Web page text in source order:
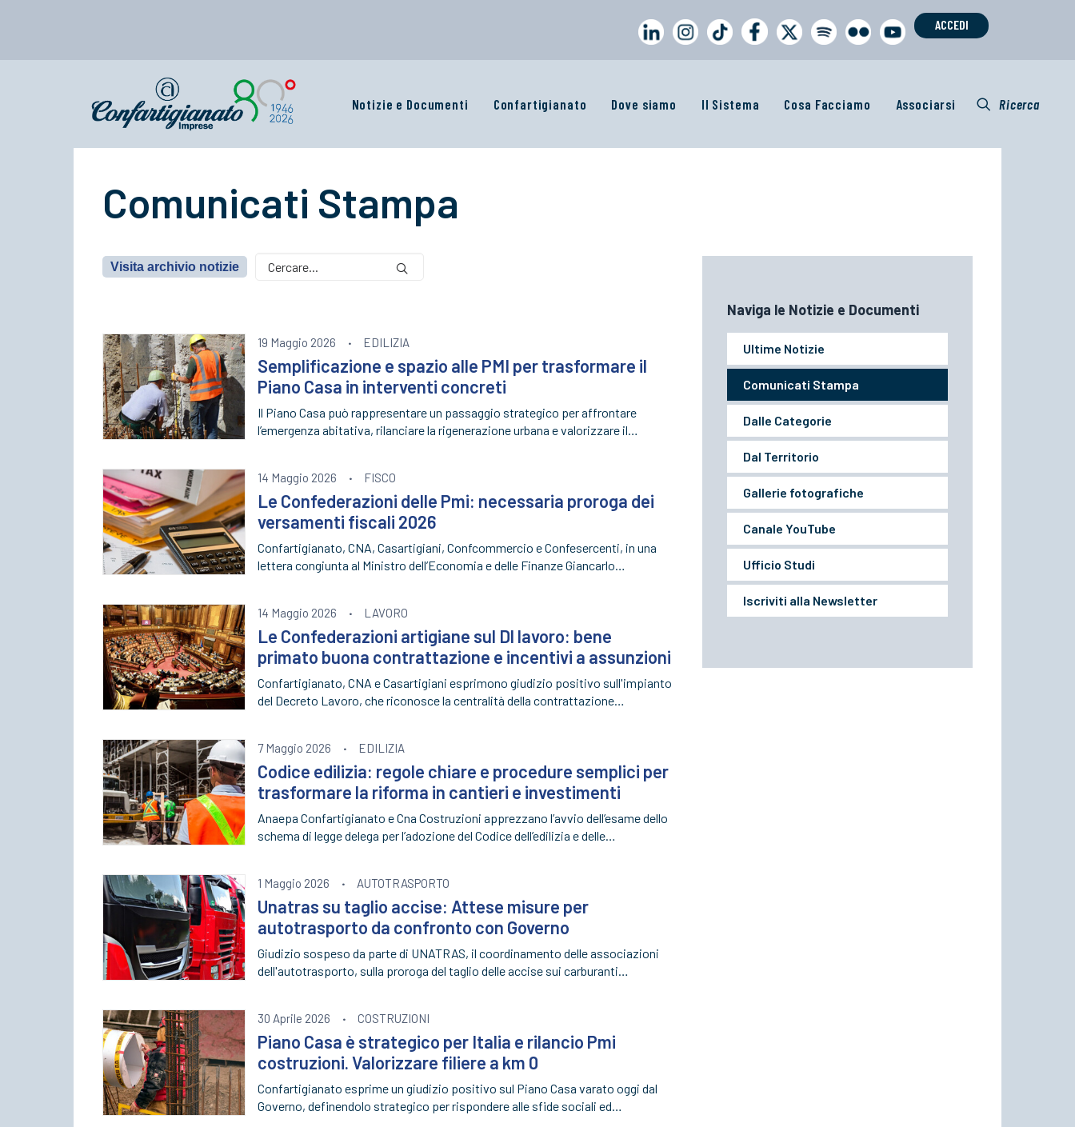
ACCEDI
Notizie e Documenti Confartigianato Dove siamo Il Sistema Cosa Facciamo Associarsi Ricerca
Comunicati Stampa
Visita archivio notizie
19 Maggio 2026 · EDILIZIA
Semplificazione e spazio alle PMI per trasformare il
Piano Casa in interventi concreti
Il Piano Casa può rappresentare un passaggio strategico per affrontare
l’emergenza abitativa, rilanciare la rigenerazione urbana e valorizzare il…
14 Maggio 2026 · FISCO
Le Confederazioni delle Pmi: necessaria proroga dei
versamenti fiscali 2026
Confartigianato, CNA, Casartigiani, Confcommercio e Confesercenti, in una
lettera congiunta al Ministro dell’Economia e delle Finanze Giancarlo…
14 Maggio 2026 · LAVORO
Le Confederazioni artigiane sul Dl lavoro: bene
primato buona contrattazione e incentivi a assunzioni
Confartigianato, CNA e Casartigiani esprimono giudizio positivo sull'impianto
del Decreto Lavoro, che riconosce la centralità della contrattazione…
7 Maggio 2026 · EDILIZIA
Codice edilizia: regole chiare e procedure semplici per
trasformare la riforma in cantieri e investimenti
Anaepa Confartigianato e Cna Costruzioni apprezzano l’avvio dell’esame dello
schema di legge delega per l’adozione del Codice dell’edilizia e delle…
1 Maggio 2026 · AUTOTRASPORTO
Unatras su taglio accise: Attese misure per
autotrasporto da confronto con Governo
Giudizio sospeso da parte di UNATRAS, il coordinamento delle associazioni
dell'autotrasporto, sulla proroga del taglio delle accise sui carburanti…
30 Aprile 2026 · COSTRUZIONI
Piano Casa è strategico per Italia e rilancio Pmi
costruzioni. Valorizzare filiere a km 0
Confartigianato esprime un giudizio positivo sul Piano Casa varato oggi dal
Governo, definendolo strategico per rispondere alle sfide sociali ed…
Ultime Notizie
Comunicati Stampa
Dalle Categorie
Dal Territorio
Gallerie fotografiche
Canale YouTube
Ufficio Studi
Iscriviti alla Newsletter